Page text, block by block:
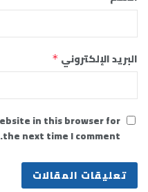
البريد الإلكتروني *
in this browser for
the next time I comment.